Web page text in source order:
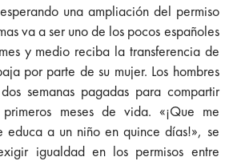
una ampliación del permiso
va a ser uno de los pocos españoles
y medio reciba la transferencia de
por parte de su mujer. Los hombres
semanas pagadas para compartir
meses de vida. «¡Que me
educa a un niño en quince días!», se
igualdad en los permisos entre